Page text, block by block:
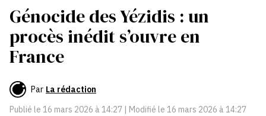
Génocide des Yézidis : un
procès inédit s’ouvre en
France
Par La rédaction
Publié le 16 mars 2026 à 14:27 | Modifié le 16 mars 2026 à 14:27